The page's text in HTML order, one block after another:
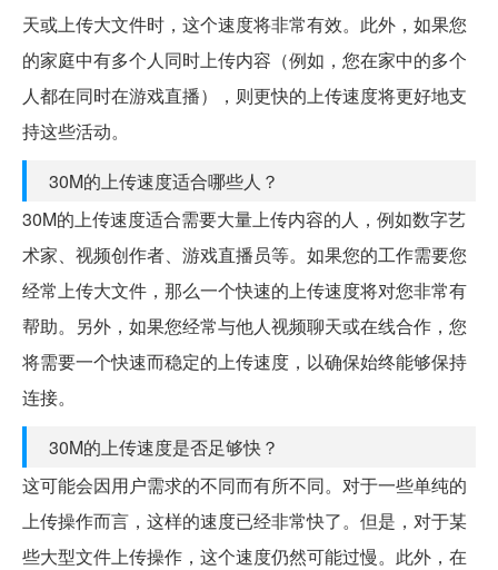
天或上传大文件时，这个速度将非常有效。此外，如果您
的家庭中有多个人同时上传内容（例如，您在家中的多个
人都在同时在游戏直播），则更快的上传速度将更好地支
持这些活动。
30M的上传速度适合哪些人？
30M的上传速度适合需要大量上传内容的人，例如数字艺
术家、视频创作者、游戏直播员等。如果您的工作需要您
经常上传大文件，那么一个快速的上传速度将对您非常有
帮助。另外，如果您经常与他人视频聊天或在线合作，您
将需要一个快速而稳定的上传速度，以确保始终能够保持
连接。
30M的上传速度是否足够快？
这可能会因用户需求的不同而有所不同。对于一些单纯的
上传操作而言，这样的速度已经非常快了。但是，对于某
些大型文件上传操作，这个速度仍然可能过慢。此外，在